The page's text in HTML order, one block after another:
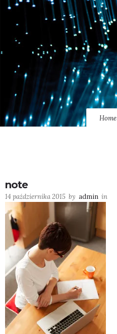
Home
note
14 października 2015 by admin in